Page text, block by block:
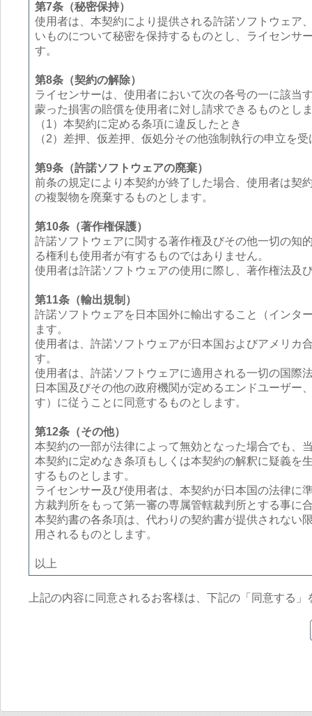
第7条（秘密保持）
使用者は、本契約により提供される許諾ソフトウェア
いものについて秘密を保持するものとし、ライセンサ
す。
第8条（契約の解除）
ライセンサーは、使用者において次の各号の一に該当
蒙った損害の賠償を使用者に対し請求できるものとし
（1）本契約に定める条項に違反したとき
（2）差押、仮差押、仮処分その他強制執行の申立を
第9条（許諾ソフトウェアの廃棄）
前条の規定により本契約が終了した場合、使用者は契
の複製物を廃棄するものとします。
第10条（著作権保護）
許諾ソフトウェアに関する著作権及びその他一切の知
る権利も使用者が有するものではありません。
使用者は許諾ソフトウェアの使用に際し、著作権法及
第11条（輸出規制）
許諾ソフトウェアを日本国外に輸出すること（インタ
ます。
使用者は、許諾ソフトウェアが日本国およびアメリカ
す。
使用者は、許諾ソフトウェアに適用される一切の国際
日本国及びその他の政府機関が定めるエンドユーザー
す）に従うことに同意するものとします。
第12条（その他）
本契約の一部が法律によって無効となった場合でも、
本契約に定めなき条項もしくは本契約の解釈に疑義を
するものとします。
ライセンサー及び使用者は、本契約が日本国の法律に
方裁判所をもって第一審の専属管轄裁判所とする事に
本契約書の各条項は、代わりの契約書が提供されない
用されるものとします。
以上
上記の内容に同意されるお客様は、下記の「同意する